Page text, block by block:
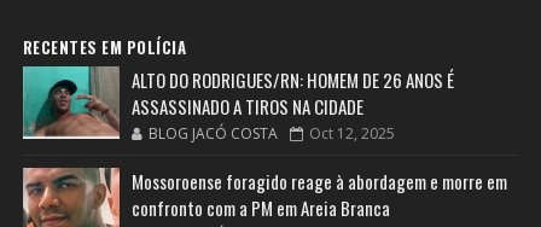
RECENTES EM POLÍCIA
ALTO DO RODRIGUES/RN: HOMEM DE 26 ANOS É
ASSASSINADO A TIROS NA CIDADE
BLOG JACÓ COSTA Oct 12, 2025
Mossoroense foragido reage à abordagem e morre em
confronto com a PM em Areia Branca